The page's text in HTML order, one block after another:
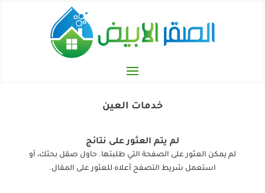
خدمات العين
لم يتم العثور على نتائج
لم يمكن العثور على الصفحة التي طلبتها. حاول صقل بحثك، أو
استعمل شريط التصفح أعلاه للعثور على المقال.